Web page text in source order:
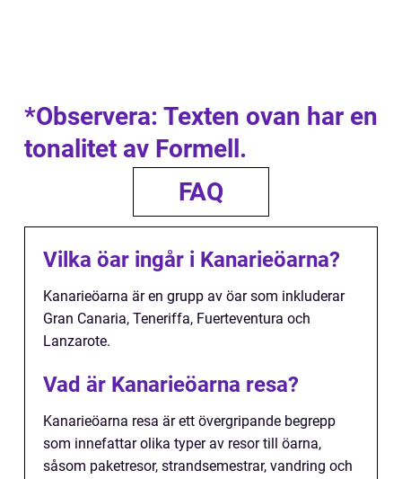
*Observera: Texten ovan har en
tonalitet av Formell.
FAQ
Vilka öar ingår i Kanarieöarna?
Kanarieöarna är en grupp av öar som inkluderar
Gran Canaria, Teneriffa, Fuerteventura och
Lanzarote.
Vad är Kanarieöarna resa?
Kanarieöarna resa är ett övergripande begrepp
som innefattar olika typer av resor till öarna,
såsom paketresor, strandsemestrar, vandring och